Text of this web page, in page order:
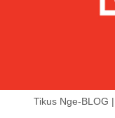
Tikus Nge-BLOG